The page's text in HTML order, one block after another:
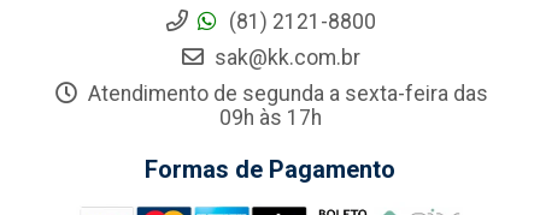
(81) 2121-8800
sak@kk.com.br
Atendimento de segunda a sexta-feira das
09h às 17h
Formas de Pagamento